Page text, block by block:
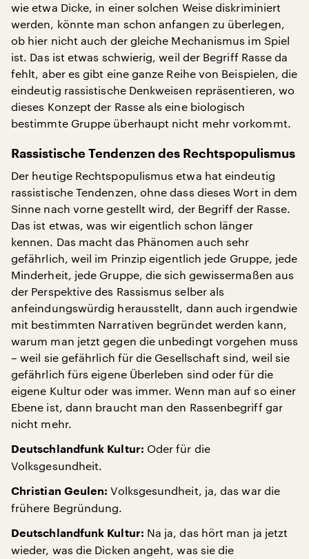
wie etwa Dicke, in einer solchen Weise diskriminiert
werden, könnte man schon anfangen zu überlegen,
ob hier nicht auch der gleiche Mechanismus im Spiel
ist. Das ist etwas schwierig, weil der Begriff Rasse da
fehlt, aber es gibt eine ganze Reihe von Beispielen, die
eindeutig rassistische Denkweisen repräsentieren, wo
dieses Konzept der Rasse als eine biologisch
bestimmte Gruppe überhaupt nicht mehr vorkommt.
Rassistische Tendenzen des Rechtspopulismus
Der heutige Rechtspopulismus etwa hat eindeutig
rassistische Tendenzen, ohne dass dieses Wort in dem
Sinne nach vorne gestellt wird, der Begriff der Rasse.
Das ist etwas, was wir eigentlich schon länger
kennen. Das macht das Phänomen auch sehr
gefährlich, weil im Prinzip eigentlich jede Gruppe, jede
Minderheit, jede Gruppe, die sich gewissermaßen aus
der Perspektive des Rassismus selber als
anfeindungswürdig herausstellt, dann auch irgendwie
mit bestimmten Narrativen begründet werden kann,
warum man jetzt gegen die unbedingt vorgehen muss
– weil sie gefährlich für die Gesellschaft sind, weil sie
gefährlich fürs eigene Überleben sind oder für die
eigene Kultur oder was immer. Wenn man auf so einer
Ebene ist, dann braucht man den Rassenbegriff gar
nicht mehr.
Deutschlandfunk Kultur: Oder für die
Volksgesundheit.
Christian Geulen: Volksgesundheit, ja, das war die
frühere Begründung.
Deutschlandfunk Kultur: Na ja, das hört man ja jetzt
wieder, was die Dicken angeht, was sie die